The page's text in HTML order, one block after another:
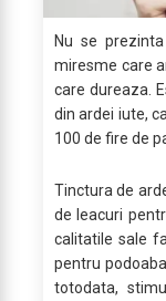
Nu se
miresme care
care dureaza.
din ardei iute,
100 de fire de
Tinctura de
de leacuri
calitatile sale
pentru
totodata,